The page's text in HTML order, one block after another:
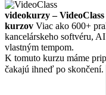
videokurzy –
kurzov Viac ako 600+
kancelárskeho softvéru,
vlastným tempom.
K tomuto kurzu máme
čakajú ihneď po skončení.